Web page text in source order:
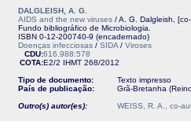
DALGLEISH, A. G.
AIDS and the new viruses / A. G. Dalgleish,
Fundo bibliográfico de Microbiologia.
ISBN 0-12-200740-9 (encadernado)
Doenças infecciosas / SIDA / Viroses
CDU:616.988:578
COTA:E2/2 IHMT 268/2012
Tipo de documento:
Texto impresso
País de publicação:
Grã-Bretanha
Outro(s) autor(es):
WEISS, R. A., co-